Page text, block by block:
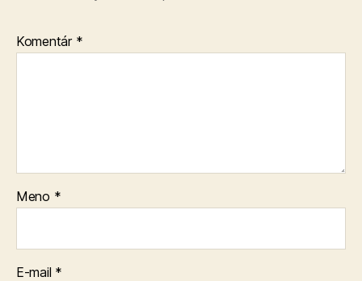
Komentár *
Meno *
E-mail *